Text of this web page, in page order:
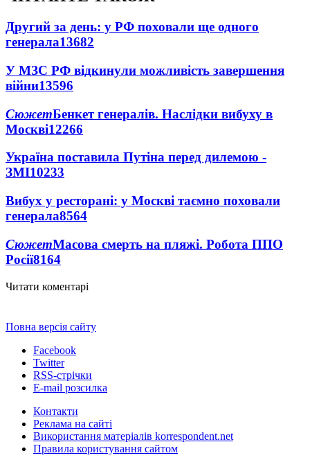
Другий за день: у РФ поховали ще одного
генерала13682
У МЗС РФ відкинули можливість завершення
війни13596
СюжетБенкет генералів. Наслідки вибуху в
Москві12266
Україна поставила Путіна перед дилемою -
ЗМІ10233
Вибух у ресторані: у Москві таємно поховали
генерала8564
СюжетМасова смерть на пляжі. Робота ППО
Росії8164
Читати коментарі
Повна версія сайту
Facebook
Twitter
RSS-стрічки
E-mail розсилка
Контакти
Реклама на сайті
Використання матеріалів korrespondent.net
Правила користування сайтом